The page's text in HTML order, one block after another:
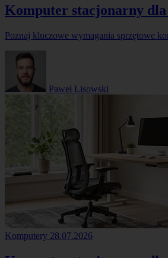
Komputer stacjonarny
Poznaj kluczowe wymagania sprzętowe
Paweł Lisowski
Komputery 28.07.2026